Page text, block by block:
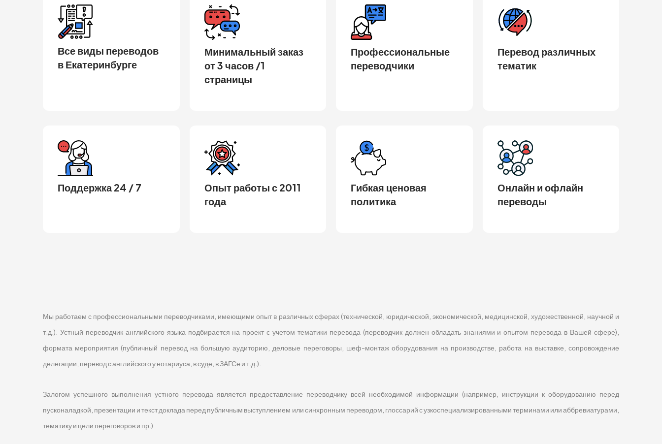
Все виды переводов
в Екатеринбурге
Минимальный заказ
от 3 часов /1
страницы
Профессиональные
переводчики
Перевод различных
тематик
Поддержка 24 / 7
Опыт работы с 2011
года
Гибкая ценовая
политика
Онлайн и офлайн
переводы
Мы работаем с профессиональными переводчиками, имеющими опыт в различных сферах (технической, юридической, экономической, медицинской, художественной, научной и
т.д.). Устный переводчик английского языка подбирается на проект с учетом тематики перевода (переводчик должен обладать знаниями и опытом перевода в Вашей сфере),
формата мероприятия (публичный перевод на большую аудиторию, деловые переговоры, шеф-монтаж оборудования на производстве, работа на выставке, сопровождение
делегации, перевод с английского у нотариуса, в суде, в ЗАГСе и т.д.).
Залогом успешного выполнения устного перевода является предоставление переводчику всей необходимой информации (например, инструкции к оборудованию перед
пусконаладкой, презентации и текст доклада перед публичным выступлением или синхронным переводом, глоссарий с узкоспециализированными терминами или аббревиатурами,
тематику и цели переговоров и пр.)